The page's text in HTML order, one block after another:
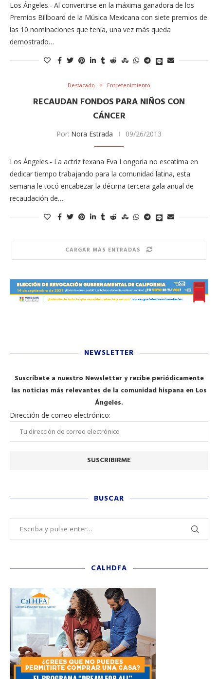
Los Ángeles.- Al convertirse en la máxima ganadora de los
Premios Billboard de la Música Mexicana con siete premios de
las 10 nominaciones que tenía, una vez más queda
demostrado…
Destacado Entretenimiento
RECAUDAN FONDOS PARA NIÑOS CON
CÁNCER
Por: Nora Estrada 09/26/2013
Los Ángeles.- La actriz texana Eva Longoria no escatima en
dedicar tiempo trabajando para la comunidad latina, esta
semana le tocó encabezar la décima tercera gala anual de
recaudación de…
CARGAR MÁS ENTRADAS
NEWSLETTER
Suscríbete a nuestro Newsletter y recibe periódicamente
las noticias más relevantes de la comunidad hispana en Los
Ángeles.
Dirección de correo electrónico:
BUSCAR
CALHDFA